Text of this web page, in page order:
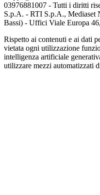
03976881007 - Tutti i diritti
S.p.A. - RTI S.p.A., Mediaset
Bassi) - Uffici Viale Europa
Rispetto ai contenuti e ai dati
vietata ogni utilizzazione
intelligenza artificiale
utilizzare mezzi automatizzati